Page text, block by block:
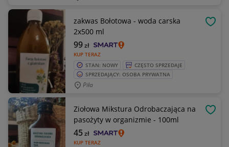
zakwas Bołotowa - woda carska
2x500 ml
KUP TERAZ
99zł
STAN: NOWY
CZĘSTO SPRZEDAJE
SPRZEDAJĄCY: OSOBA PRYWATNA
Piła
Ziołowa Mikstura Odrobaczająca na
pasożyty w organizmie - 100ml
KUP TERAZ
45zł